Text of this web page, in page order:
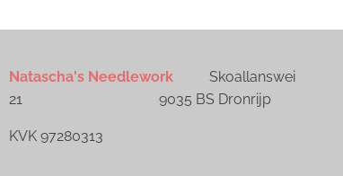
Natascha's Needlework
Skoallanswei
21 9035 BS Dronrijp
KVK 97280313